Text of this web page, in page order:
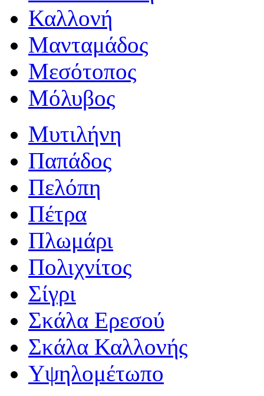
Καλλονή
Μανταμάδος
Μεσότοπος
Μόλυβος
Μυτιλήνη
Παπάδος
Πελόπη
Πέτρα
Πλωμάρι
Πολιχνίτος
Σίγρι
Σκάλα Ερεσού
Σκάλα Καλλονής
Υψηλομέτωπο